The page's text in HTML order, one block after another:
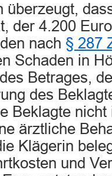
überzeugt,
der 4.200
nach § 287
Schaden in
Betrages,
des
Beklagte
ärztliche
Klägerin
und